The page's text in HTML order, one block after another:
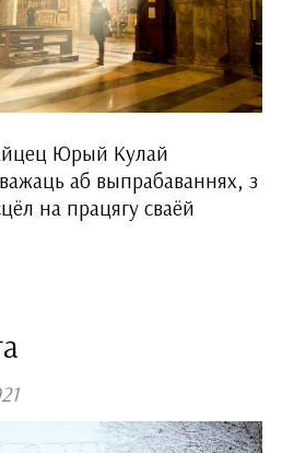
Юрый Кулай
аб выпрабаваннях, з
на працягу сваёй